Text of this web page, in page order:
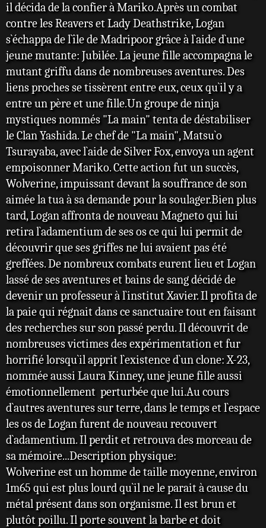
il décida de la confier à Mariko.Après un combat
contre les Reavers et Lady Deathstrike, Logan
s`échappa de l`île de Madripoor grâce à l`aide d`une
jeune mutante: Jubilée. La jeune fille accompagna le
mutant griffu dans de nombreuses aventures. Des
liens proches se tissèrent entre eux, ceux qu`il y a
entre un père et une fille.Un groupe de ninja
mystiques nommés "La main" tenta de déstabiliser
le Clan Yashida. Le chef de "La main", Matsu`o
Tsurayaba, avec l`aide de Silver Fox, envoya un agent
empoisonner Mariko. Cette action fut un succès,
Wolverine, impuissant devant la souffrance de son
aimée la tua à sa demande pour la soulager.Bien plus
tard, Logan affronta de nouveau Magneto qui lui
retira l`adamentium de ses os ce qui lui permit de
découvrir que ses griffes ne lui avaient pas été
greffées. De nombreux combats eurent lieu et Logan
lassé de ses aventures et bains de sang décidé de
devenir un professeur à l`institut Xavier. Il profita de
la paie qui régnait dans ce sanctuaire tout en faisant
des recherches sur son passé perdu. Il découvrit de
nombreuses victimes des expérimentation et fur
horrifié lorsqu`il apprit l`existence d`un clone: X-23,
nommée aussi Laura Kinney, une jeune fille aussi
émotionnellement perturbée que lui.Au cours
d`autres aventures sur terre, dans le temps et l`espace
les os de Logan furent de nouveau recouvert
d`adamentium. Il perdit et retrouva des morceau de
sa mémoire...Description physique:
Wolverine est un homme de taille moyenne, environ
1m65 qui est plus lourd qu`il ne le parait à cause du
métal présent dans son organisme. Il est brun et
plutôt poillu. Il porte souvent la barbe et doit